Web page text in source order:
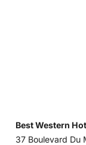
Best Western
37 Boulevard Du